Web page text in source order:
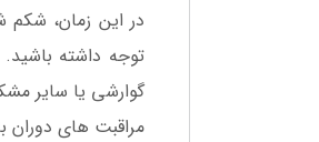
در این زمان،
توجه داشته
گوارشی یا سایر
مراقبت های دوران بارداری: